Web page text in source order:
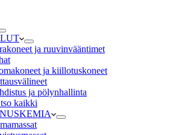
ja ruuvinvääntimet
ja kiillotuskoneet
ja pölynhallinta
kaikki